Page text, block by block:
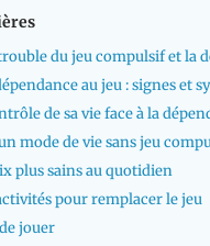
du jeu compulsif et la
au jeu : signes et
de sa vie face à la
mode de vie sans jeu
plus sains au quotidien
pour remplacer le jeu
jouer